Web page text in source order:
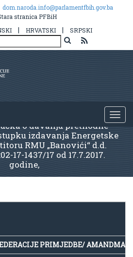
dom.naroda.info@parlamentfbih.gov.ba
stranica PFBiH
| HRVATSKI | SRPSKI
o davanju prethodne
izdavanja Energetske
RMU „Banovići“ d.d.
17-1437/17 od 17.7.2017.
godine,
PRIMJEDBE/